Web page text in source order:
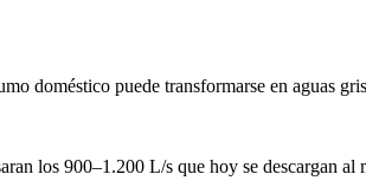
doméstico puede transformarse en aguas
los 900–1.200 L/s que hoy se descargan